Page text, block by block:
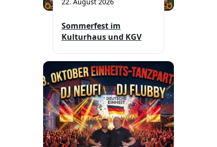
Sommerfest im
Kulturhaus und KGV